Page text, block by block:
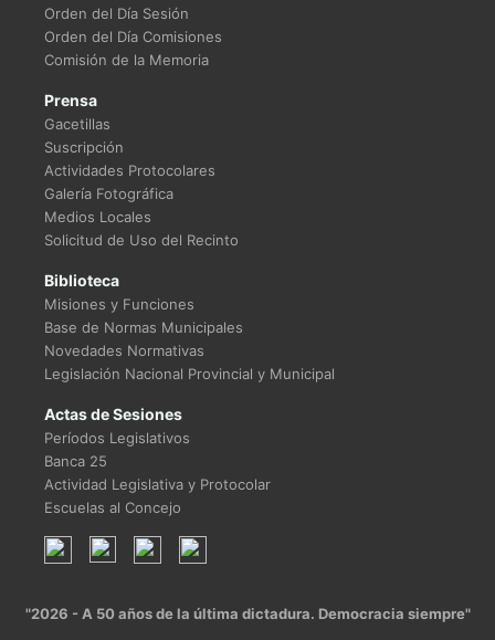
Orden del Día Sesión
Orden del Día Comisiones
Comisión de la Memoria
Prensa
Gacetillas
Suscripción
Actividades Protocolares
Galería Fotográfica
Medios Locales
Solicitud de Uso del Recinto
Biblioteca
Misiones y Funciones
Base de Normas Municipales
Novedades Normativas
Legislación Nacional Provincial y Municipal
Actas de Sesiones
Períodos Legislativos
Banca 25
Actividad Legislativa y Protocolar
Escuelas al Concejo
"2026 - A 50 años de la última dictadura. Democracia siempre"